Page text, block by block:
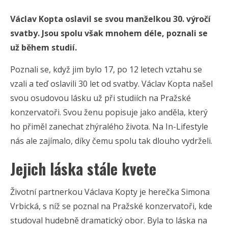
Václav Kopta oslavil se svou manželkou 30. výročí
svatby. Jsou spolu však mnohem déle, poznali se
už během studií.
Poznali se, když jim bylo 17, po 12 letech vztahu se
vzali a teď oslavili 30 let od svatby. Václav Kopta našel
svou osudovou lásku už při studiích na Pražské
konzervatoři. Svou ženu popisuje jako anděla, který
ho přiměl zanechat zhýralého života. Na In-Lifestyle
nás ale zajímalo, díky čemu spolu tak dlouho vydrželi.
Jejich láska stále kvete
Životní partnerkou Václava Kopty je herečka Simona
Vrbická, s níž se poznal na Pražské konzervatoři, kde
studoval hudebně dramatický obor. Byla to láska na